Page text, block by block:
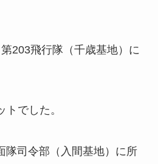
203飛行隊（千歳基地）に
でした。
隊司令部（入間基地）に所